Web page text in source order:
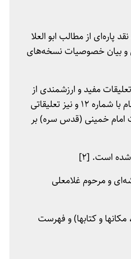
از مطالب ابو العلا
و بیان خصوصیات نسخه‌های
مفید و ارزشمندی از
مرحوم آقا محمدرضا قمشه‌ای و مرحوم غلامعلی شیرازی و تعلیقاتی از مؤلفی گمنام با شماره ۱۲ و نیز تعلیقاتی
است و پس از مقدمات از صفحه ۱۵۶ تا ۱۶۶ تعلیقات امام خمینی (قدس سره) بر
و مرحوم غلامعلی
و کتابها) و فهرست